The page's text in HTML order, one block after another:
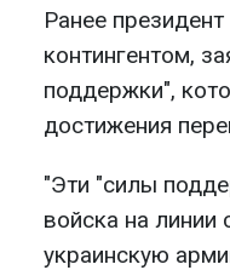
Ранее
контингентом,
поддержки",
достижения
"Эти "силы
войска на линии
украинскую